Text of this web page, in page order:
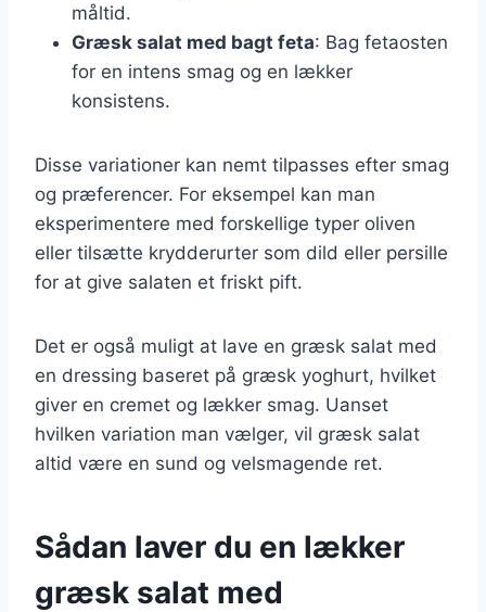
måltid.
Græsk salat med bagt feta: Bag fetaosten
for en intens smag og en lækker
konsistens.
Disse variationer kan nemt tilpasses efter smag
og præferencer. For eksempel kan man
eksperimentere med forskellige typer oliven
eller tilsætte krydderurter som dild eller persille
for at give salaten et friskt pift.
Det er også muligt at lave en græsk salat med
en dressing baseret på græsk yoghurt, hvilket
giver en cremet og lækker smag. Uanset
hvilken variation man vælger, vil græsk salat
altid være en sund og velsmagende ret.
Sådan laver du en lækker
græsk salat med